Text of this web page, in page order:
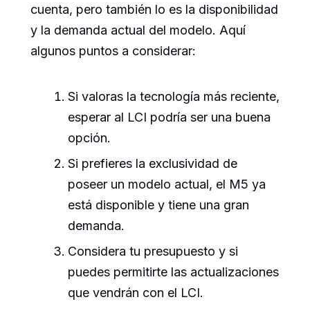
cuenta, pero también lo es la disponibilidad
y la demanda actual del modelo. Aquí
algunos puntos a considerar:
Si valoras la tecnología más reciente,
esperar al LCI podría ser una buena
opción.
Si prefieres la exclusividad de
poseer un modelo actual, el M5 ya
está disponible y tiene una gran
demanda.
Considera tu presupuesto y si
puedes permitirte las actualizaciones
que vendrán con el LCI.